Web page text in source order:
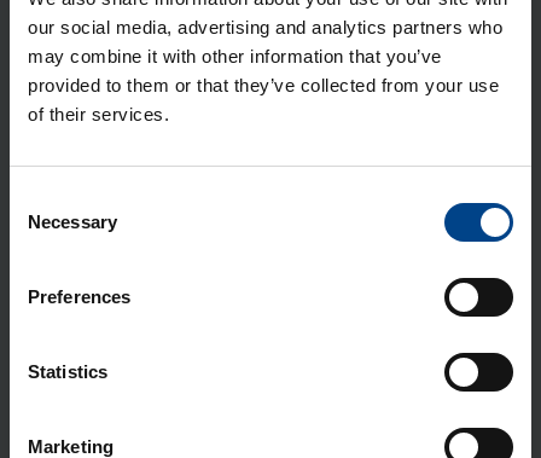
our social media, advertising and analytics partners who
may combine it with other information that you’ve
provided to them or that they’ve collected from your use
of their services.
Selection
Necessary
Preferences
Statistics
Marketing
Tuotekoodi: UTU-X20021
Sähkönumero: 3500760
UTU-X pin­ta-asen­nus­pyl­väs
ø114mm, yh­del­le la­taus­lait­teel­le
li­la­tu­reil­le ve­don­pois­ta­jal­la (Mode 2)